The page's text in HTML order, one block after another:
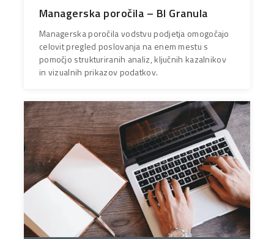
Managerska poročila – BI Granula
Managerska poročila vodstvu podjetja omogočajo
celovit pregled poslovanja na enem mestu s
pomočjo strukturiranih analiz, ključnih kazalnikov
in vizualnih prikazov podatkov.